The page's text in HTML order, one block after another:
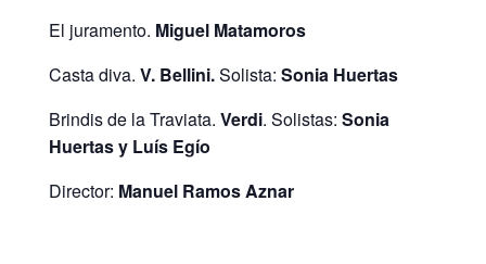
El juramento. Miguel Matamoros
Casta diva. V. Bellini.Solista: Sonia Huertas
Brindis de la Traviata. Verdi. Solistas: Sonia
Huertas y Luís Egío
Director: Manuel Ramos Aznar